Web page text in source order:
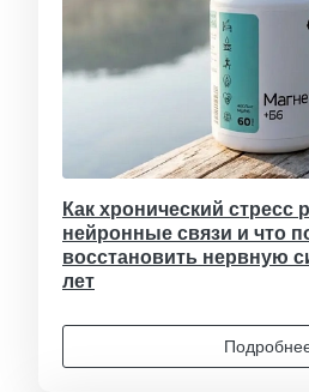
Как хронический стресс
нейронные связи и что
восстановить нервную
лет